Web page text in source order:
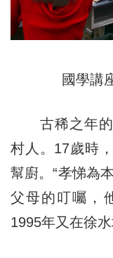
國學講
古稀之年的
村人。17歲時
幫廚。“孝悌為
父母的叮囑，
1995年又在徐